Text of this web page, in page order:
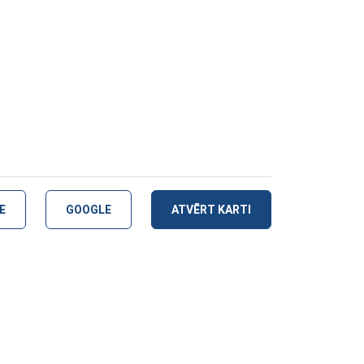
GOOGLE ATVĒRT KARTI